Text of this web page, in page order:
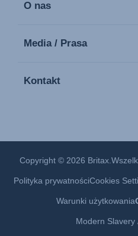
O nas
Media / Prasa
Kontakt
Copyright © 2026
Polityka prywatnościCookies
Warunki użytkowania
Modern Slavery